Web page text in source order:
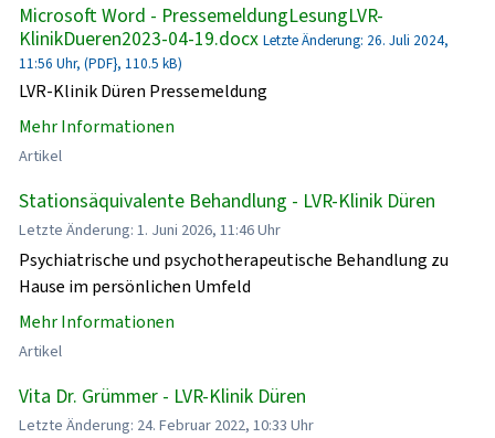
Microsoft Word - PressemeldungLesungLVR-
KlinikDueren2023-04-19.docx Letzte Änderung: 26. Juli 2024,
11:56 Uhr, (PDF}, 110.5 kB)
LVR-Klinik Düren Pressemeldung
Mehr Informationen
Artikel
Stationsäquivalente Behandlung - LVR-Klinik Düren
Letzte Änderung: 1. Juni 2026, 11:46 Uhr
Psychiatrische und psychotherapeutische Behandlung zu
Hause im persönlichen Umfeld
Mehr Informationen
Artikel
Vita Dr. Grümmer - LVR-Klinik Düren
Letzte Änderung: 24. Februar 2022, 10:33 Uhr